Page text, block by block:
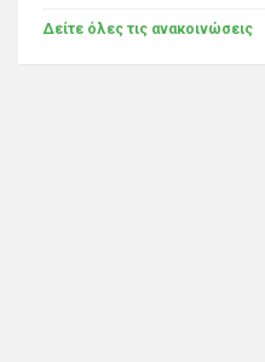
Δείτε όλες τις ανακοινώσεις